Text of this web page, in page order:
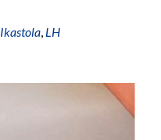
Ikastola, LH